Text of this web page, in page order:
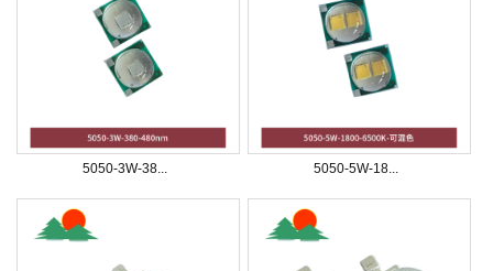
5050-3W-38... 5050-5W-18...